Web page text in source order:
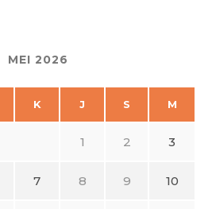
MEI 2026
K J S M
1 2 3
7 8 9 10